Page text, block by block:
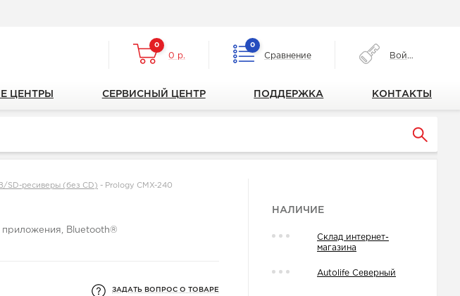
0
0 р.
0
Сравнение Войти
ЦЕНТРЫ СЕРВИСНЫЙ ЦЕНТР ПОДДЕРЖКА КОНТАКТЫ
SD-ресиверы (без CD) - Prology CMX-240
приложения, Bluetooth®
ЗАДАТЬ ВОПРОС О ТОВАРЕ
НАЛИЧИЕ
Склад интернет-
магазина
Autolife Северный